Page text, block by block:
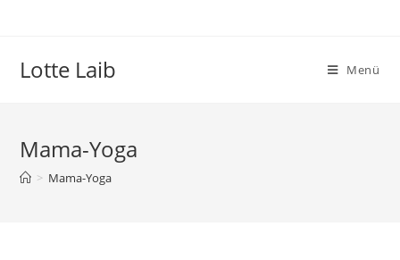
Lotte Laib Menü
Mama-Yoga
> Mama-Yoga